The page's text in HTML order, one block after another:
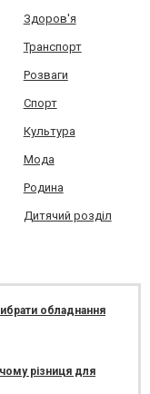
Здоров'я
Транспорт
Розваги
Спорт
Культура
Мода
Родина
Дитячий розділ
обладнання
різниця для